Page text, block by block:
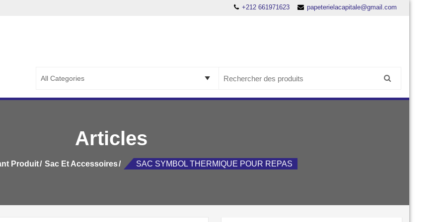
+212 661971623 papeterielacapitale@gmail.com
Articles
Produit Sac Et Accessoires SAC SYMBOL THERMIQUE POUR REPAS